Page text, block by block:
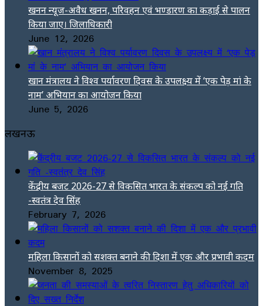
खनन न्यूज-अवैध खनन, परिवहन एवं भण्डारण का कड़ाई से पालन
किया जाए। जिलाधिकारी
June 12, 2026
खान मंत्रालय ने विश्व पर्यावरण दिवस के उपलक्ष्य में ‘एक पेड़ मां के
नाम’ अभियान का आयोजन किया
June 5, 2026
लखनऊ
केंद्रीय बजट 2026-27 से विकसित भारत के संकल्प को नई गति
-स्वतंत्र देव सिंह
February 7, 2026
महिला किसानों को सशक्त बनाने की दिशा में एक और प्रभावी कदम
November 8, 2025